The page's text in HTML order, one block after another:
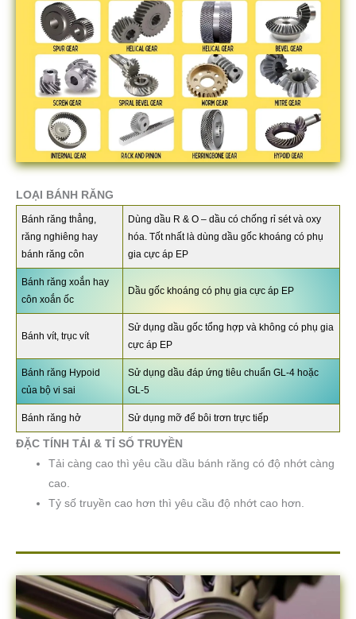
LOẠI BÁNH RĂNG
Bánh răng thẳng,
răng nghiêng hay
bánh răng côn
Dùng dầu R & O – dầu có chống rỉ sét và oxy
hóa. Tốt nhất là dùng dầu gốc khoáng có phụ
gia cực áp EP
Bánh răng xoắn hay
côn xoắn ốc
Dầu gốc khoáng có phụ gia cực áp EP
Bánh vít, trục vít
Sử dụng dầu gốc tổng hợp và không có phụ gia
cực áp EP
Bánh răng Hypoid
của bộ vi sai
Sử dụng dầu đáp ứng tiêu chuẩn GL-4 hoặc
GL-5
Bánh răng hở Sử dụng mỡ để bôi trơn trực tiếp
ĐẶC TÍNH TẢI & TỈ SỐ TRUYỀN
Tải càng cao thì yêu cầu dầu bánh răng có độ nhớt càng
cao.
Tỷ số truyền cao hơn thì yêu cầu độ nhớt cao hơn.